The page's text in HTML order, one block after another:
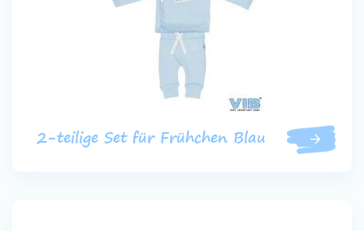
2-teilige Set für Frühchen Blau